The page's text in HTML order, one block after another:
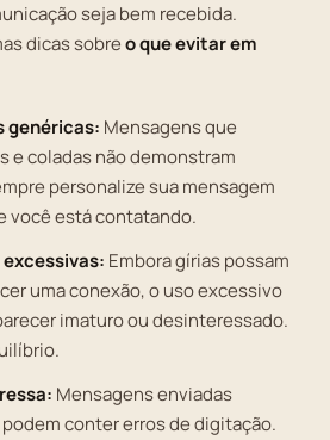
seja bem recebida.
dicas sobreo que evitar em
genéricas: Mensagens que
e coladas não demonstram
personalize sua mensagem
você está contatando.
Embora gírias possam
uma conexão, o uso excessivo
imaturo ou desinteressado.
Mensagens enviadas
conter erros de digitação.